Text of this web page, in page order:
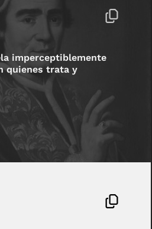
imperceptiblemente
quienes trata y